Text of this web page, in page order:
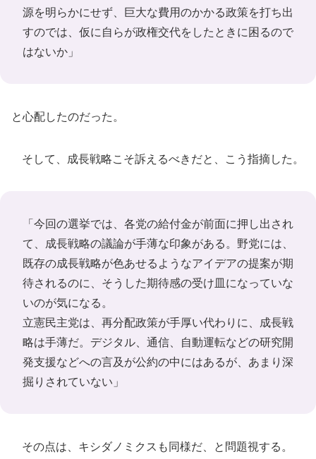
源を明らかにせず、巨大な費用のかかる政策を打ち出
すのでは、仮に自らが政権交代をしたときに困るので
はないか」
と心配したのだった。
そして、成長戦略こそ訴えるべきだと、こう指摘した。
「今回の選挙では、各党の給付金が前面に押し出され
て、成長戦略の議論が手薄な印象がある。野党には、
既存の成長戦略が色あせるようなアイデアの提案が期
待されるのに、そうした期待感の受け皿になっていな
いのが気になる。
立憲民主党は、再分配政策が手厚い代わりに、成長戦
略は手薄だ。デジタル、通信、自動運転などの研究開
発支援などへの言及が公約の中にはあるが、あまり深
掘りされていない」
その点は、キシダノミクスも同様だ、と問題視する。